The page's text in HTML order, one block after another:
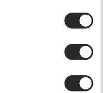
refleja en los
vestidos
como tirantes de
colección exuberante,
en su gran día.